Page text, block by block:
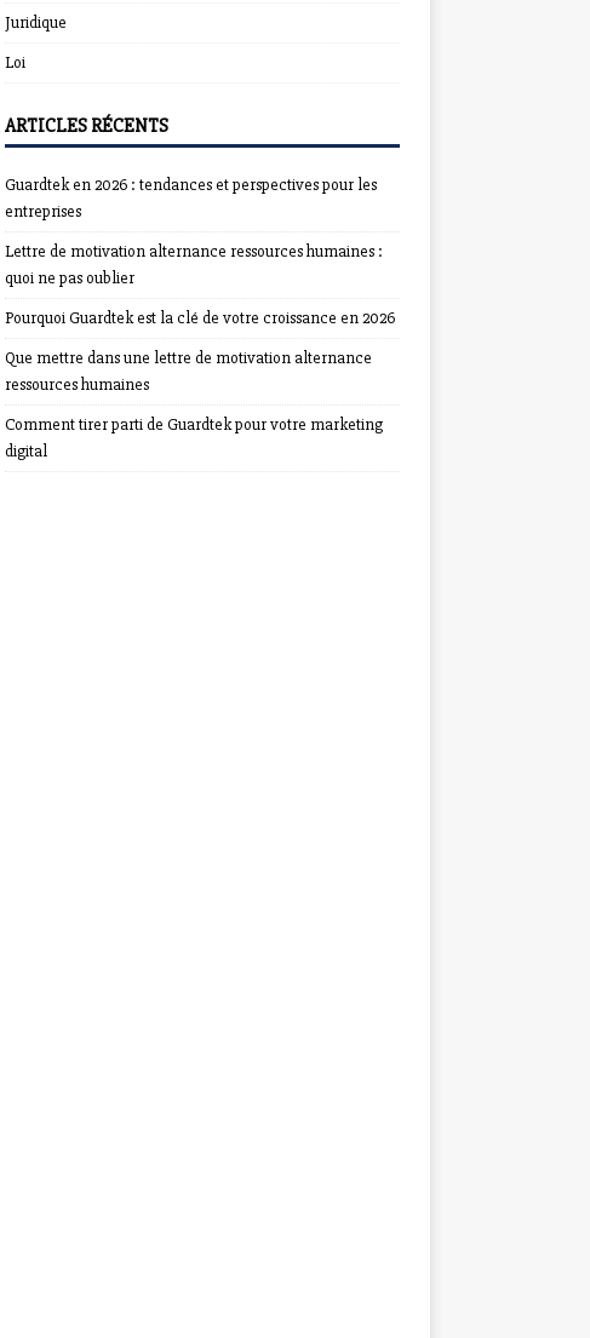
Juridique
Loi
ARTICLES RÉCENTS
Guardtek en 2026 : tendances et perspectives pour les
entreprises
Lettre de motivation alternance ressources humaines :
quoi ne pas oublier
Pourquoi Guardtek est la clé de votre croissance en 2026
Que mettre dans une lettre de motivation alternance
ressources humaines
Comment tirer parti de Guardtek pour votre marketing
digital